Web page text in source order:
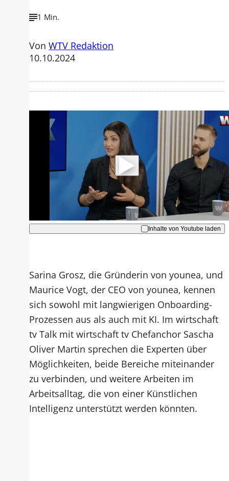
1 Min.
VonWTV Redaktion
10.10.2024
Mit der Wiedergabe dieses Videos
werden Daten an Youtube übertragen.
Hinweise dazu erhalten Sie in der
Datenschutzerklärung
.
Akzeptieren
Inhalte von Youtube laden
Sarina Grosz, die Gründerin von younea, und
Maurice Vogt, der CEO von younea, kennen
sich sowohl mit langwierigen Onboarding-
Prozessen aus als auch mit KI. Im wirtschaft
tv Talk mit wirtschaft tv Chefanchor Sascha
Oliver Martin sprechen die Experten über
Möglichkeiten, beide Bereiche miteinander
zu verbinden, und weitere Arbeiten im
Arbeitsalltag, die von einer Künstlichen
Intelligenz unterstützt werden könnten.